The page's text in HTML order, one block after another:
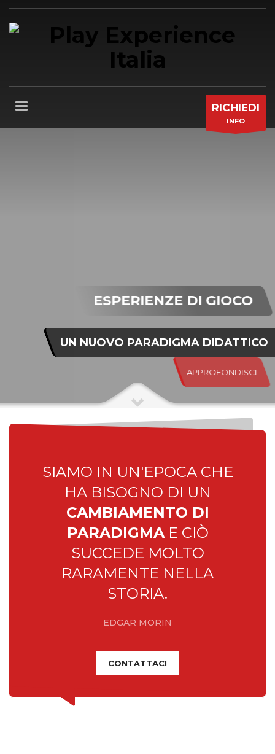
RICHIEDI
INFO
ESPERIENZE DI GIOCO
UN NUOVO PARADIGMA DIDATTICO
APPROFONDISCI
SIAMO IN UN'EPOCA CHE
HA BISOGNO DI UN
CAMBIAMENTO DI
PARADIGMAE CIÒ
SUCCEDE MOLTO
RARAMENTE NELLA
STORIA.
EDGAR MORIN
CONTATTACI